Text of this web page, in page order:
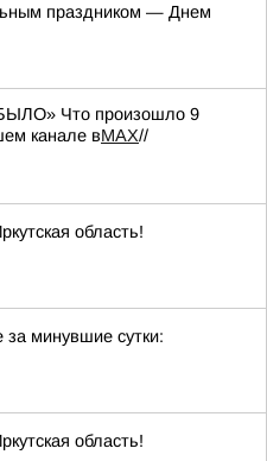
праздником — Днем
Что произошло 9
канале вMAX//
область!
за минувшие сутки:
область!